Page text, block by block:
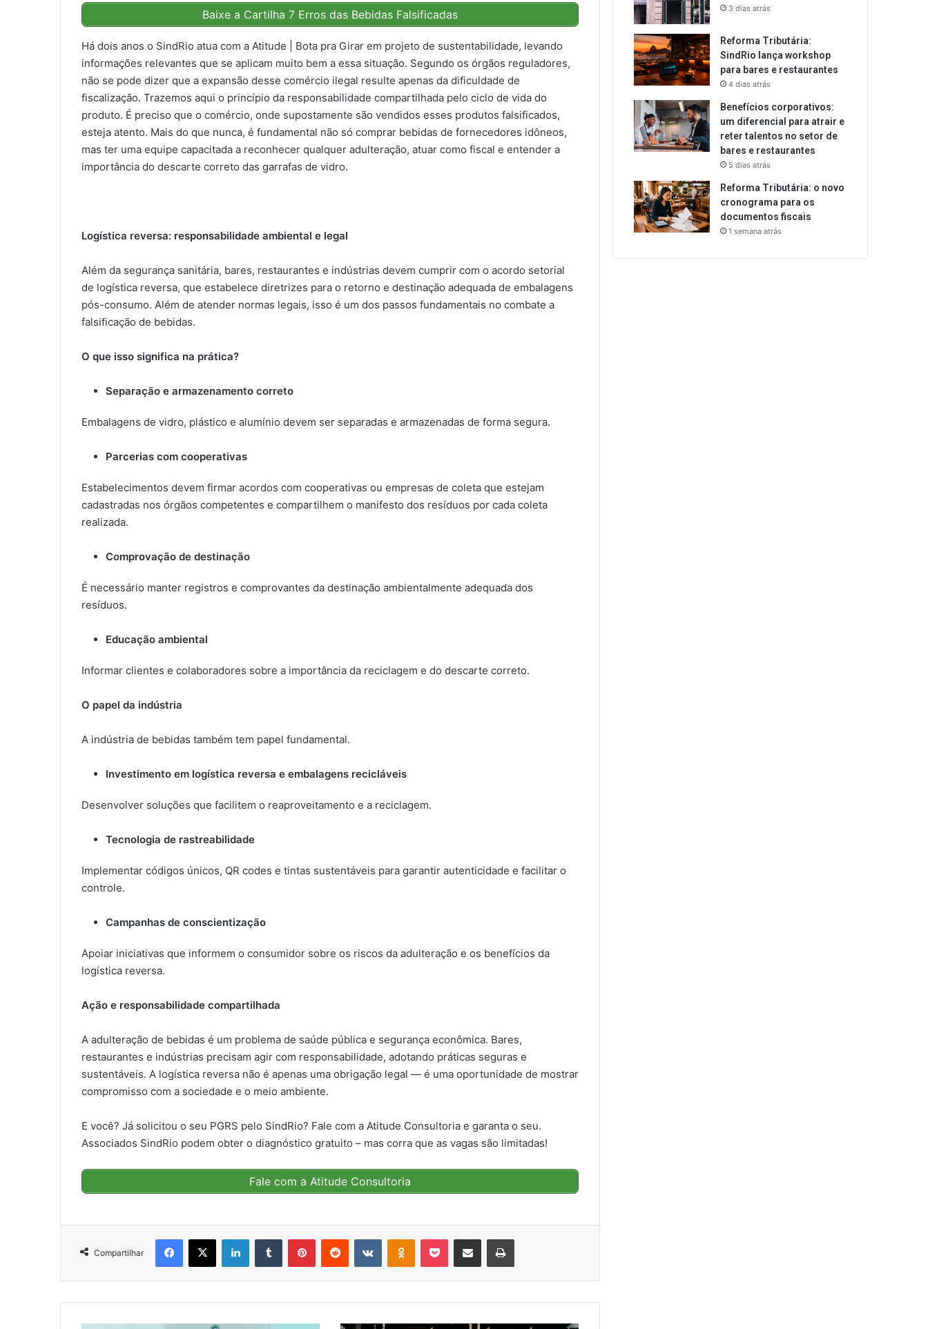
Baixe a Cartilha 7 Erros das Bebidas Falsificadas
Há dois anos o SindRio atua com a Atitude | Bota pra Girar em projeto de sustentabilidade, levando
informações relevantes que se aplicam muito bem a essa situação. Segundo os órgãos reguladores,
não se pode dizer que a expansão desse comércio ilegal resulte apenas da dificuldade de
fiscalização. Trazemos aqui o princípio da responsabilidade compartilhada pelo ciclo de vida do
produto. É preciso que o comércio, onde supostamente são vendidos esses produtos falsificados,
esteja atento. Mais do que nunca, é fundamental não só comprar bebidas de fornecedores idôneos,
mas ter uma equipe capacitada a reconhecer qualquer adulteração, atuar como fiscal e entender a
importância do descarte correto das garrafas de vidro.
Logística reversa: responsabilidade ambiental e legal
Além da segurança sanitária, bares, restaurantes e indústrias devem cumprir com o acordo setorial
de logística reversa, que estabelece diretrizes para o retorno e destinação adequada de embalagens
pós-consumo. Além de atender normas legais, isso é um dos passos fundamentais no combate a
falsificação de bebidas.
O que isso significa na prática?
Separação e armazenamento correto
Embalagens de vidro, plástico e alumínio devem ser separadas e armazenadas de forma segura.
Parcerias com cooperativas
Estabelecimentos devem firmar acordos com cooperativas ou empresas de coleta que estejam
cadastradas nos órgãos competentes e compartilhem o manifesto dos resíduos por cada coleta
realizada.
Comprovação de destinação
É necessário manter registros e comprovantes da destinação ambientalmente adequada dos
resíduos.
Educação ambiental
Informar clientes e colaboradores sobre a importância da reciclagem e do descarte correto.
O papel da indústria
A indústria de bebidas também tem papel fundamental.
Investimento em logística reversa e embalagens recicláveis
Desenvolver soluções que facilitem o reaproveitamento e a reciclagem.
Tecnologia de rastreabilidade
Implementar códigos únicos, QR codes e tintas sustentáveis para garantir autenticidade e facilitar o
controle.
Campanhas de conscientização
Apoiar iniciativas que informem o consumidor sobre os riscos da adulteração e os benefícios da
logística reversa.
Ação e responsabilidade compartilhada
A adulteração de bebidas é um problema de saúde pública e segurança econômica. Bares,
restaurantes e indústrias precisam agir com responsabilidade, adotando práticas seguras e
sustentáveis. A logística reversa não é apenas uma obrigação legal — é uma oportunidade de mostrar
compromisso com a sociedade e o meio ambiente.
E você? Já solicitou o seu PGRS pelo SindRio? Fale com a Atitude Consultoria e garanta o seu.
Associados SindRio podem obter o diagnóstico gratuito – mas corra que as vagas são limitadas!
Fale com a Atitude Consultoria
Compartilhar
Facebook
X LinkedinTumblr PinterestReddit VK OK Pocket Compartilhar via e-mail Imprimir
3 dias atrás
Reforma Tributária:
SindRio lança workshop
para bares e restaurantes
4 dias atrás
Benefícios corporativos:
um diferencial para atrair e
reter talentos no setor de
bares e restaurantes
5 dias atrás
Reforma Tributária: o novo
cronograma para os
documentos fiscais
1 semana atrás